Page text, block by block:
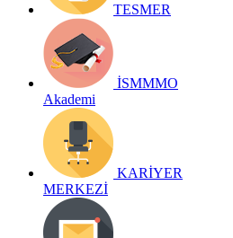
TESMER
İSMMMO
Akademi
KARİYER
MERKEZİ